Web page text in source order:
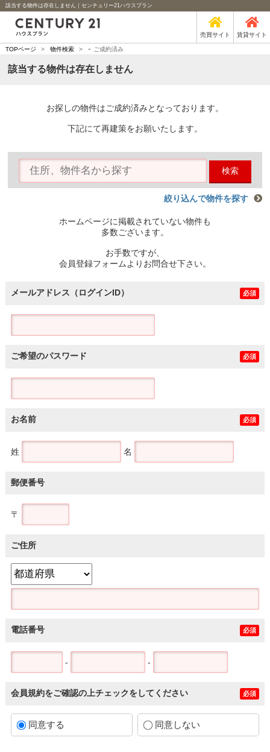
該当する物件は存在しません｜センチュリー21ハウスプラン
売買サイト 賃貸サイト
TOPページ > 物件検索 > - ご成約済み
該当する物件は存在しません
お探しの物件はご成約済みとなっております。
下記にて再建策をお願いたします。
検索
絞り込んで物件を探す
ホームページに掲載されていない物件も
多数ございます。
お手数ですが、
会員登録フォームよりお問合せ下さい。
メールアドレス（ログインID） 必須
ご希望のパスワード 必須
お名前 必須
姓 名
郵便番号
〒
ご住所
電話番号 必須
- -
会員規約をご確認の上チェックをしてください 必須
同意する 同意しない